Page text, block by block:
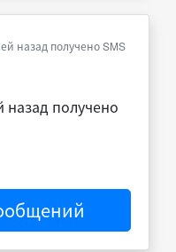
назад получено SMS
назад получено